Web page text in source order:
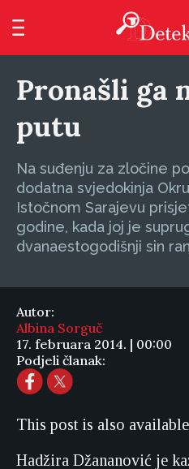
Pronašli ga
putu
Na suđenju za zločine
dodatna svjedokinja
Istočnom Sarajevu
godine, kada joj je
dvanaestogodišnji sin
Autor:
Albina Sorguč
17. februara 2014. | 00:00
Podjeli članak:
This post is also
Hadžira Džananović je